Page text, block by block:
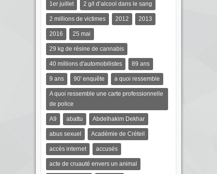
1er juillet 2 g/l d’alcool dans le sang
2 millions de victimes 2012 2013
2016 25 mai
29 kg de résine de cannabis
40 millions d'automobilistes 89 ans
9 ans 90' enquête a quoi ressemble
A quoi ressemble une carte professionnelle
de police
A9 abattu Abdelhakim Dekhar
abus sexuel Académie de Créteil
accès internet accusés
acte de cruauté envers un animal